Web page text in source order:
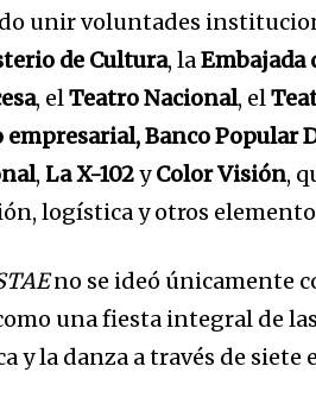
unir voluntades
de Cultura, laEmbajada
, elTeatro Nacional, el
empresarial, Banco Popular
, La X-102yColor Visión,
logística y otros
no se ideó únicamente
una fiesta integral de
y la danza a través de